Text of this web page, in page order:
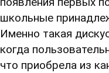
школьные
Именно такая
когда
что приобрела из